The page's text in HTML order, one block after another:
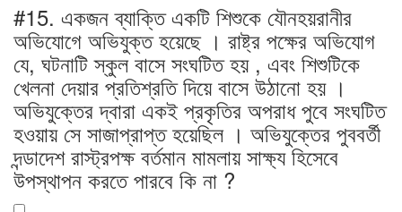
#15. একজন ব্যাক্তি একটি শিশুকে যৌনহয়রানীর
অভিযোগে অভিযুক্ত হয়েছে । রাষ্ট্র পক্ষের অভিযোগ
যে, ঘটনাটি স্কুল বাসে সংঘটিত হয় , এবং শিশুটিকে
খেলনা দেয়ার প্রতিশ্রতি দিয়ে বাসে উঠানো হয় ।
অভিযুক্তের দ্বারা একই প্রকৃতির অপরাধ পুবে সংঘটিত
হওয়ায় সে সাজাপ্রাপ্ত হয়েছিল । অভিযুক্তের পুববর্তী
দন্ডাদেশ রাস্ট্রপক্ষ বর্তমান মামলায় সাক্ষ্য হিসেবে
উপস্থাপন করতে পারবে কি না ?